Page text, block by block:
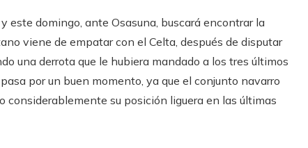
este domingo, ante Osasuna, buscará encontrar la
viene de empatar con el Celta, después de disputar
una derrota que le hubiera mandado a los tres últimos
por un buen momento, ya que el conjunto navarro
considerablemente su posición liguera en las últimas